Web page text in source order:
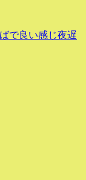
で良い感じ夜遅